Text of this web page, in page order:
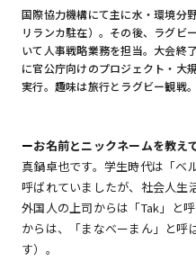
国際協力機構にて主に水・環境分
リランカ駐在）。その後、ラグビ
いて人事戦略業務を担当。大会終
に官公庁向けのプロジェクト・大
実行。趣味は旅行とラグビー観戦。
ーお名前とニックネームを教え
真鍋卓也です。学生時代は「
呼ばれていましたが、社会人生
外国人の上司からは「Tak」と
からは、「まなべーまん」と呼
す）。